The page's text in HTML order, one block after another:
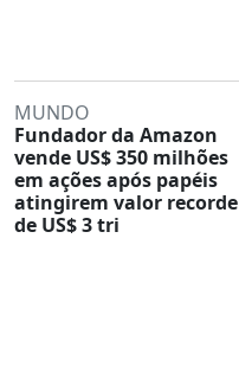
MUNDO
Fundador da Amazon
vende US$ 350 milhões
em ações após papéis
atingirem valor recorde
de US$ 3 tri